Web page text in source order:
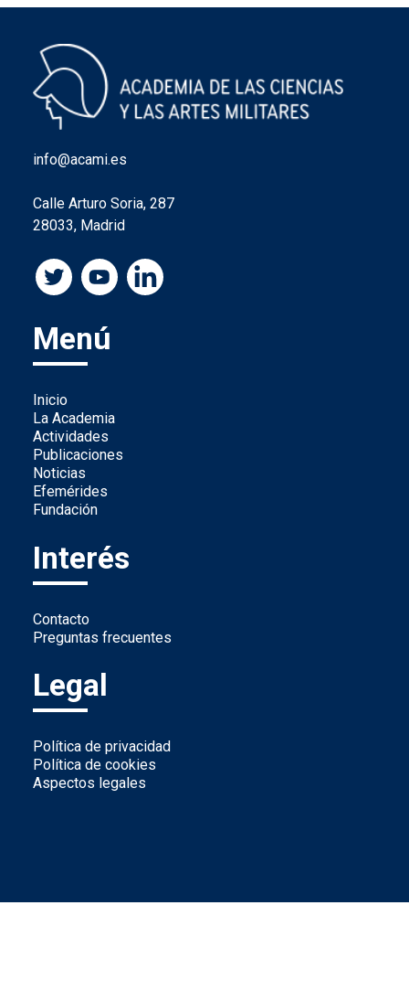
info@acami.es
Calle Arturo Soria, 287
28033, Madrid
Menú
Inicio
La Academia
Actividades
Publicaciones
Noticias
Efemérides
Fundación
Interés
Contacto
Preguntas frecuentes
Legal
Política de privacidad
Política de cookies
Aspectos legales